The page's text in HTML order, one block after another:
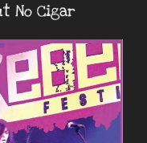
No Cigar